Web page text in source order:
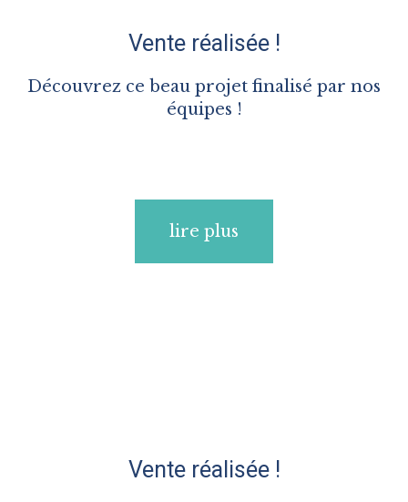
Vente réalisée !
Découvrez ce beau projet finalisé par nos
équipes !
lire plus
Vente réalisée !